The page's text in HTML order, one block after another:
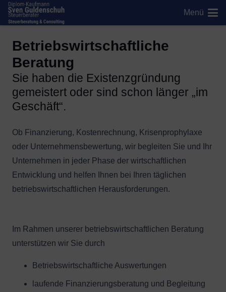
Menü
Betriebswirtschaftliche
Beratung
Sie haben die Existenzgründung
gemeistert oder sind schon länger „im
Geschäft“.
Ob Finanzierung, Kostenrechnung, Krisenprophylaxe
oder Unternehmensbewertung, wir begleiten Sie und Ihr
Unternehmen in jeder Phase der wirtschaftlichen
Entwicklung und helfen Ihnen bei Ihren täglichen
betriebswirtschaftlichen Herausforderungen.
Im Rahmen unserer betriebswirtschaftlichen Beratung
unterstützen wir Sie durch
Betriebswirtschaftliche Auswertungen
laufende Finanzierungsberatung und Begleitung